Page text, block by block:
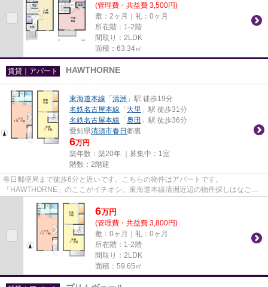
(管理費・共益費 3,500円)
敷：2ヶ月｜礼：0ヶ月
所在階：1-2階
間取り：2LDK
面積：63.34㎡
賃貸｜アパート HAWTHORNE
東海道本線 「 清洲 」駅 徒歩19分
名鉄名古屋本線 「 大里 」駅 徒歩31分
名鉄名古屋本線 「 奥田 」駅 徒歩36分
愛知県清須市春日 郷裏
6万円
築年数：築20年 ｜募集中： 1室
階数：2階建
春日郵便局まで徒歩6分と近いです。こちらの物件はアパートです。
「HAWTHORNE」のここがイチオシ。東海道本線清洲近辺の物件探しはなご家
6万円
(管理費・共益費 3,800円)
敷：0ヶ月｜礼：0ヶ月
所在階：1-2階
間取り：2LDK
面積：59.65㎡